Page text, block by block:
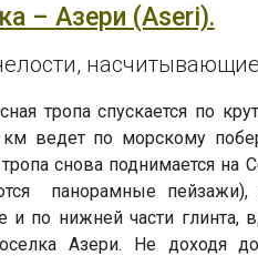
– Азери (Aseri).
тропа спускается по
км ведет по морскому
снова поднимается на
панорамные пейзажи),
и по нижней части глинта,
Азери. Не доходя